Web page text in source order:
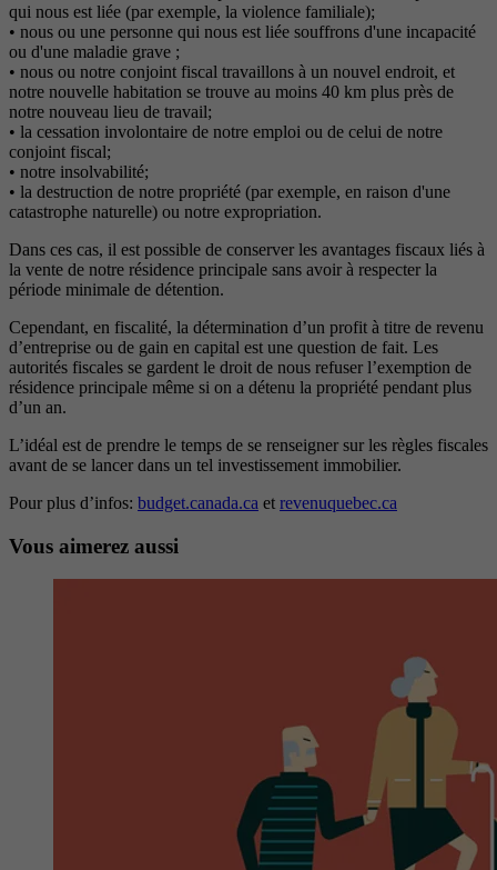
qui nous est liée (par exemple, la violence familiale);
• nous ou une personne qui nous est liée souffrons d'une incapacité
ou d'une maladie grave ;
• nous ou notre conjoint fiscal travaillons à un nouvel endroit, et
notre nouvelle habitation se trouve au moins 40 km plus près de
notre nouveau lieu de travail;
• la cessation involontaire de notre emploi ou de celui de notre
conjoint fiscal;
• notre insolvabilité;
• la destruction de notre propriété (par exemple, en raison d'une
catastrophe naturelle) ou notre expropriation.
Dans ces cas, il est possible de conserver les avantages fiscaux liés à
la vente de notre résidence principale sans avoir à respecter la
période minimale de détention.
Cependant, en fiscalité, la détermination d’un profit à titre de revenu
d’entreprise ou de gain en capital est une question de fait. Les
autorités fiscales se gardent le droit de nous refuser l’exemption de
résidence principale même si on a détenu la propriété pendant plus
d’un an.
L’idéal est de prendre le temps de se renseigner sur les règles fiscales
avant de se lancer dans un tel investissement immobilier.
Pour plus d’infos: budget.canada.ca et revenuquebec.ca
Vous aimerez aussi